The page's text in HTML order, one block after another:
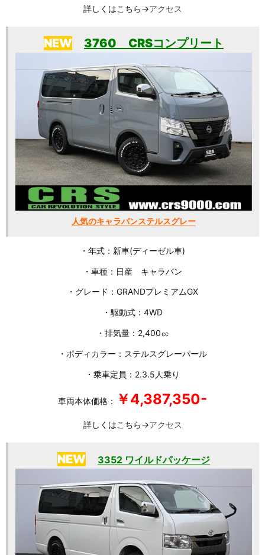
詳しくはこちら→アクセス
NEW 3760 CRSコンプリート
人気のキャラバンステルスグレー
・年式：新車(ディーゼル車)
・車種：日産 キャラバン
・グレード：GRANDプレミアムGX
・駆動式：4WD
・排気量：2,400㏄
・ボディカラー：ステルスグレーパール
・乗車定員：2.3.5人乗り
車両本体価格： ￥4,387,350-
詳しくはこちら→アクセス
NEW 3352 ワイルドパッケージ